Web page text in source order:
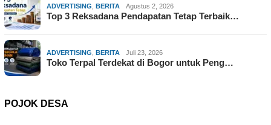
ADVERTISING BERITA Agustus 2, 2026
Top 3 Reksadana Pendapatan Tetap Terbaik…
ADVERTISING BERITA Juli 23, 2026
Toko Terpal Terdekat di Bogor untuk Peng…
POJOK DESA